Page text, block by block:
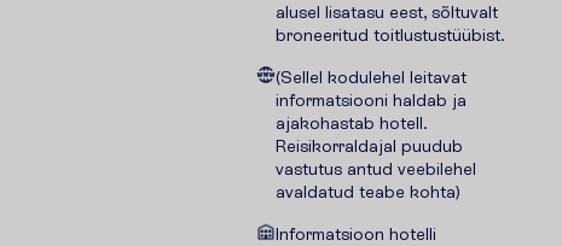
alusel lisatasu eest, sõltuvalt
broneeritud toitlustustüübist.
(Sellel kodulehel leitavat
informatsiooni haldab ja
ajakohastab hotell.
Reisikorraldajal puudub
vastutus antud veebilehel
avaldatud teabe kohta)
Informatsioon hotelli